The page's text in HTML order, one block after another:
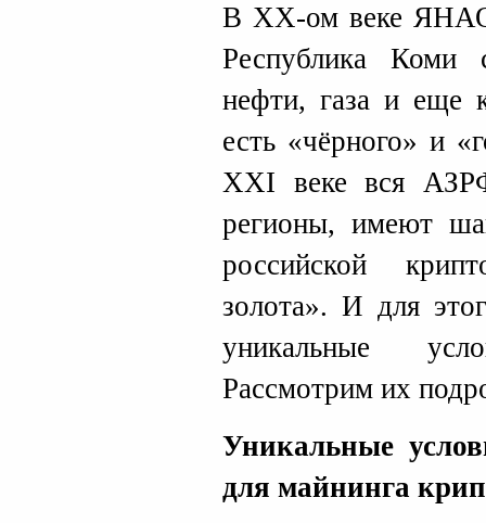
В XX-ом веке
Республика Коми
нефти, газа и еще
есть «чёрного» и
XXI веке вся
регионы, имеют
российской
золота». И для
уникальные
Рассмотрим их
Уникальные
для майнинга